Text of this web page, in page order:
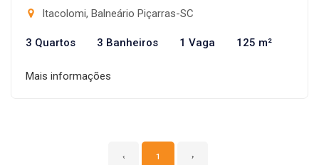
Itacolomi, Balneário Piçarras-SC
3 Quartos 3 Banheiros 1 Vaga 125 m²
Mais informações
‹ 1 ›